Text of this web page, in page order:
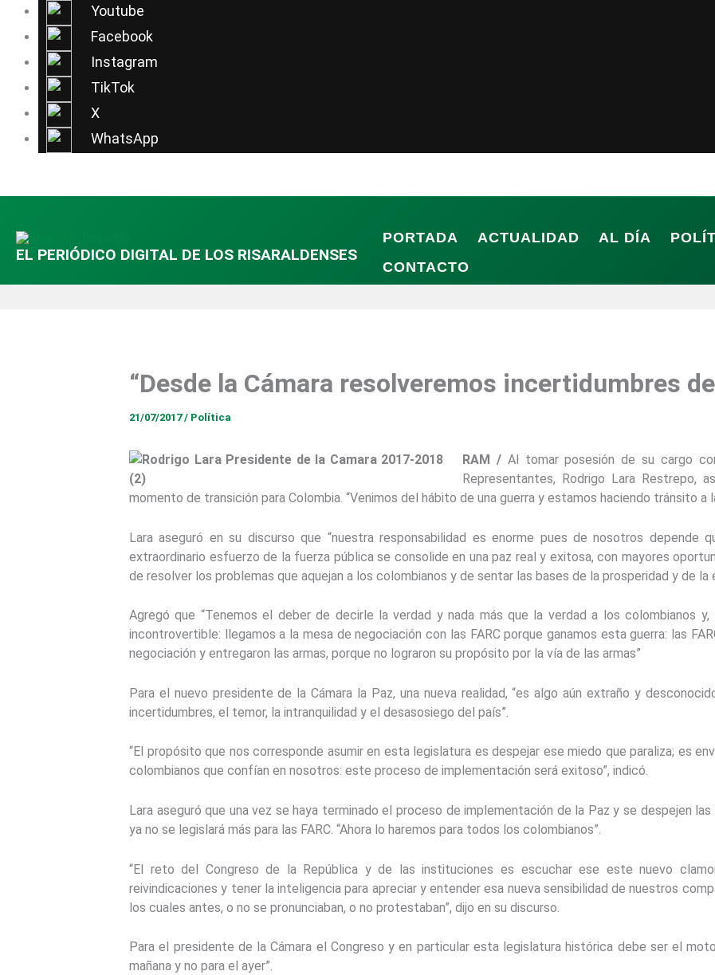
Youtube
Facebook
Instagram
TikTok
X
WhatsApp
contenido
EL PERIÓDICO DIGITAL DE LOS RISARALDENSES
PORTADA ACTUALIDAD AL DÍA
CONTACTO
“Desde la Cámara resolveremos incertidumbres
21/07/2017/ Política
RAM /Al tomar posesión de su cargo
Representantes, Rodrigo Lara Restrepo,
momento de transición para Colombia. “Venimos del hábito de una guerra y estamos haciendo tránsito a
Lara aseguró en su discurso que “nuestra responsabilidad es enorme pues de nosotros depende
extraordinario esfuerzo de la fuerza pública se consolide en una paz real y exitosa, con mayores
de resolver los problemas que aquejan a los colombianos y de sentar las bases de la prosperidad y de la
Agregó que “Tenemos el deber de decirle la verdad y nada más que la verdad a los colombianos
incontrovertible: llegamos a la mesa de negociación con las FARC porque ganamos esta guerra: las
negociación y entregaron las armas, porque no lograron su propósito por la vía de las armas”
Para el nuevo presidente de la Cámara la Paz, una nueva realidad, “es algo aún extraño y
incertidumbres, el temor, la intranquilidad y el desasosiego del país”.
“El propósito que nos corresponde asumir en esta legislatura es despejar ese miedo que paraliza; es
colombianos que confían en nosotros: este proceso de implementación será exitoso”, indicó.
Lara aseguró que una vez se haya terminado el proceso de implementación de la Paz y se despejen
ya no se legislará más para las FARC. “Ahora lo haremos para todos los colombianos”.
“El reto del Congreso de la República y de las instituciones es escuchar ese este nuevo
reivindicaciones y tener la inteligencia para apreciar y entender esa nueva sensibilidad de nuestros
los cuales antes, o no se pronunciaban, o no protestaban”, dijo en su discurso.
Para el presidente de la Cámara el Congreso y en particular esta legislatura histórica debe ser el
mañana y no para el ayer”.